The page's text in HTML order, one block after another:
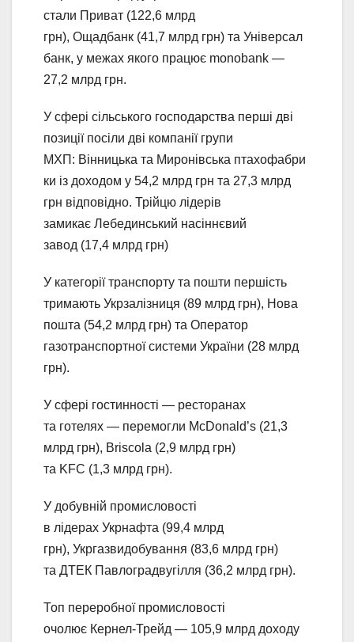
стали Приват (122,6 млрд
грн), Ощадбанк (41,7 млрд грн) та Універсал
банк, у межах якого працює monobank —
27,2 млрд грн.
У сфері сільського господарства перші дві
позиції посіли дві компанії групи
МХП: Вінницька та Миронівська птахофабри
ки із доходом у 54,2 млрд грн та 27,3 млрд
грн відповідно. Трійцю лідерів
замикає Лебединський насіннєвий
завод (17,4 млрд грн)
У категорії транспорту та пошти першість
тримають Укрзалізниця (89 млрд грн), Нова
пошта (54,2 млрд грн) та Оператор
газотранспортної системи України (28 млрд
грн).
У сфері гостинності — ресторанах
та готелях — перемогли McDonald’s (21,3
млрд грн), Briscola (2,9 млрд грн)
та KFC (1,3 млрд грн).
У добувній промисловості
в лідерах Укрнафта (99,4 млрд
грн), Укргазвидобування (83,6 млрд грн)
та ДТЕК Павлоградвугілля (36,2 млрд грн).
Топ переробної промисловості
очолює Кернел-Трейд — 105,9 млрд доходу